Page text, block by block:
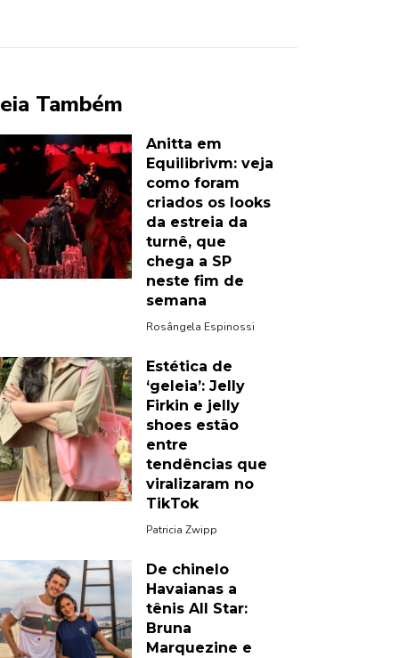
Também
Anitta em
Equilibrivm: veja
como foram
criados os looks
da estreia da
turnê, que
chega a SP
neste fim de
semana
Rosângela Espinossi
Estética de
‘geleia’: Jelly
Firkin e jelly
shoes estão
entre
tendências que
viralizaram no
TikTok
Patricia Zwipp
De chinelo
Havaianas a
tênis All Star:
Bruna
Marquezine e